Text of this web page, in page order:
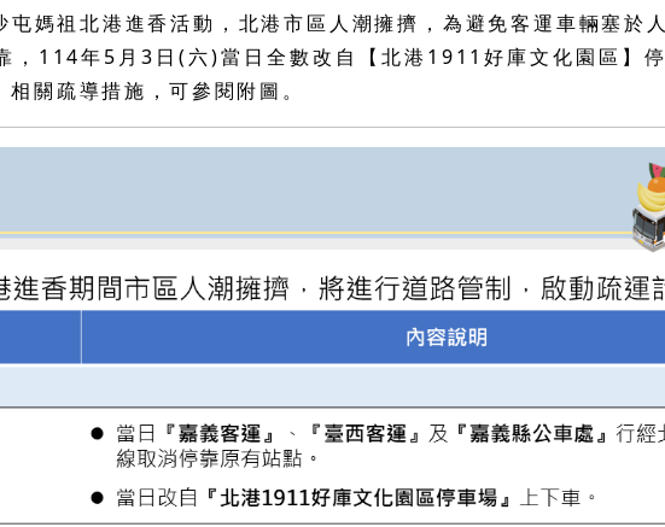
媽祖北港進香活動，北港市區人潮擁擠，為避免客運車輛塞於
，114年5月3日(六)當日全數改自【北港1911好庫文化園區】
關疏導措施，可參閱附圖。